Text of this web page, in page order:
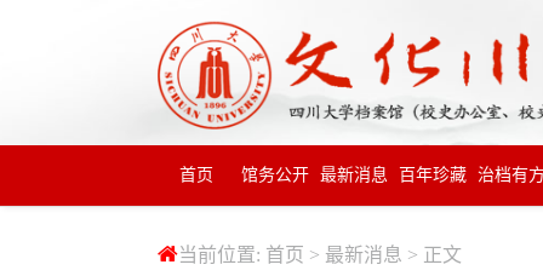
首页 馆务公开 最新消息 百年珍藏 治档有
当前位置: 首页 > 最新消息 > 正文